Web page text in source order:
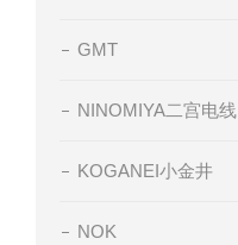
GMT
NINOMIYA二宫电线
KOGANEI小金井
NOK